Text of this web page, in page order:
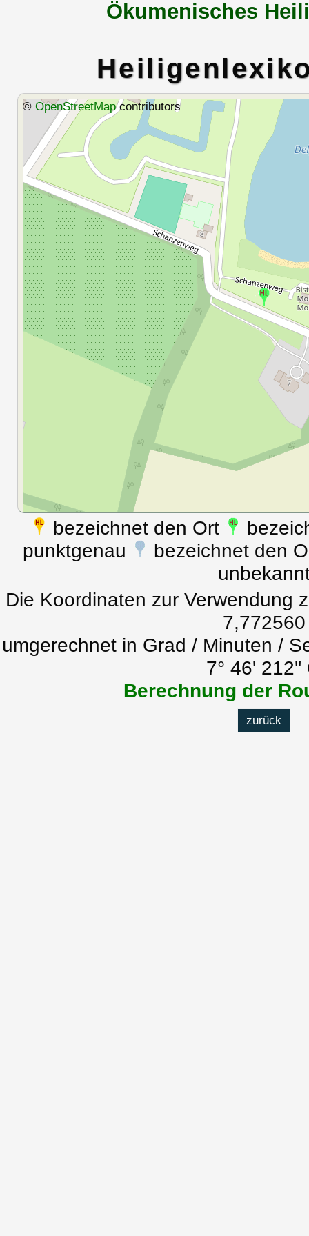
Ökumenisches
© OpenStreetMapcontributors
bezeichnet den Ort
punktgenau
bezeichnet den
Die Koordinaten zur Verwendung
7,772560
umgerechnet in Grad / Minuten /
7° 46' 212''
Berechnung der